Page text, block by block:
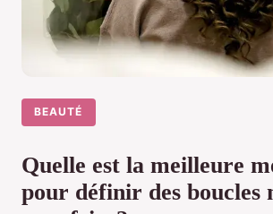
BEAUTÉ
Quelle est la meilleure
pour définir des boucles